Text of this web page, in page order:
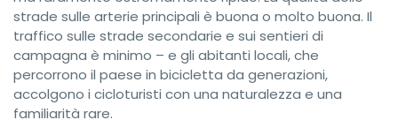
strade sulle arterie principali è buona o molto buona. Il
traffico sulle strade secondarie e sui sentieri di
campagna è minimo – e gli abitanti locali, che
percorrono il paese in bicicletta da generazioni,
accolgono i cicloturisti con una naturalezza e una
familiarità rare.